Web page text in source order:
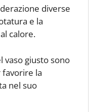
diverse
e la
calore.
vaso giusto sono
la
nel suo